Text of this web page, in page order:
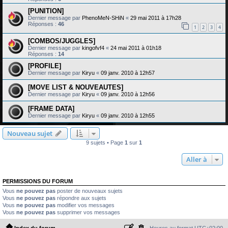
[PUNITION]
Dernier message par PhenoMeN-SHiN « 29 mai 2011 à 17h28
Réponses : 46 1 2 3 4
[COMBOS/JUGGLES]
Dernier message par kingofvf4 « 24 mai 2011 à 01h18
Réponses : 14
[PROFILE]
Dernier message par Kiryu « 09 janv. 2010 à 12h57
[MOVE LIST & NOUVEAUTES]
Dernier message par Kiryu « 09 janv. 2010 à 12h56
[FRAME DATA]
Dernier message par Kiryu « 09 janv. 2010 à 12h55
Nouveau sujet
9 sujets • Page 1 sur 1
Aller à
PERMISSIONS DU FORUM
Vous ne pouvez pas poster de nouveaux sujets
Vous ne pouvez pas répondre aux sujets
Vous ne pouvez pas modifier vos messages
Vous ne pouvez pas supprimer vos messages